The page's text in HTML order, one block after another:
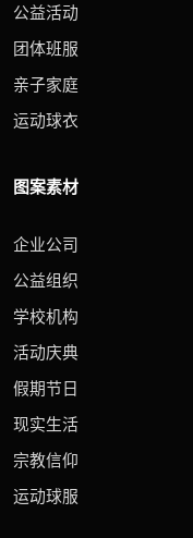
公益活动
团体班服
亲子家庭
运动球衣
图案素材
企业公司
公益组织
学校机构
活动庆典
假期节日
现实生活
宗教信仰
运动球服